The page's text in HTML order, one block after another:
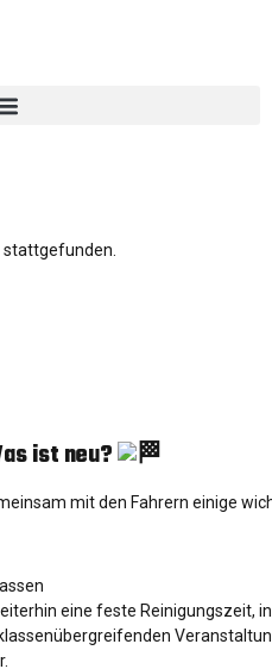
ist neu?
mit den Fahrern einige
eine feste Reinigungszeit,